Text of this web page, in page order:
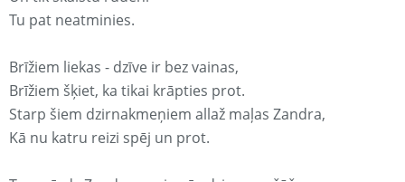
Tu pat neatminies.
Brīžiem liekas - dzīve ir bez vainas,
Brīžiem šķiet, ka tikai krāpties prot.
Starp šiem dzirnakmeņiem allaž maļas Zandra,
Kā nu katru reizi spēj un prot.